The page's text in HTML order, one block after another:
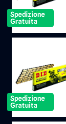
Spedizione
Gratuita
Spedizione
Gratuita